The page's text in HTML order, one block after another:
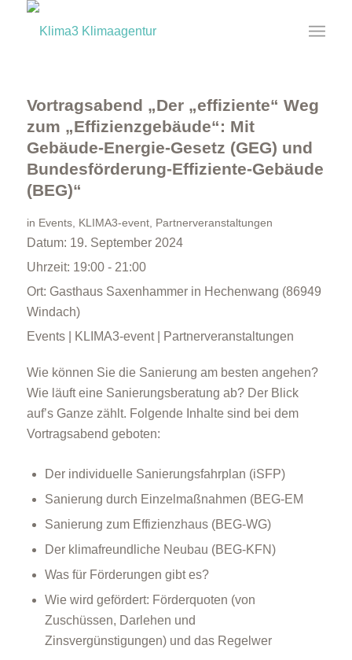
Vortragsabend „Der „effiziente“ Weg
zum „Effizienzgebäude“: Mit
Gebäude-Energie-Gesetz (GEG) und
Bundesförderung-Effiziente-Gebäude
(BEG)“
in Events, KLIMA3-event, Partnerveranstaltungen
Datum: 19. September 2024
Uhrzeit: 19:00 - 21:00
Ort: Gasthaus Saxenhammer in Hechenwang (86949
Windach)
Events | KLIMA3-event | Partnerveranstaltungen
Wie können Sie die Sanierung am besten angehen?
Wie läuft eine Sanierungsberatung ab? Der Blick
auf’s Ganze zählt. Folgende Inhalte sind bei dem
Vortragsabend geboten:
Der individuelle Sanierungsfahrplan (iSFP)
Sanierung durch Einzelmaßnahmen (BEG-EM
Sanierung zum Effizienzhaus (BEG-WG)
Der klimafreundliche Neubau (BEG-KFN)
Was für Förderungen gibt es?
Wie wird gefördert: Förderquoten (von
Zuschüssen, Darlehen und
Zinsvergünstigungen) und das Regelwer